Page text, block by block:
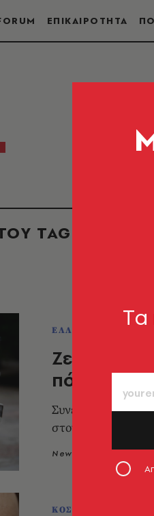
ΕΠΙΚΑΙΡΟΤΗΤΑ
TAG
ΕΛΛΑΔΑ
Ζευγάρι
πόρτες
Συνελήφθησαν
στον Βόλο
Newsroom
ΚΟΣΜΟΣ
Tα